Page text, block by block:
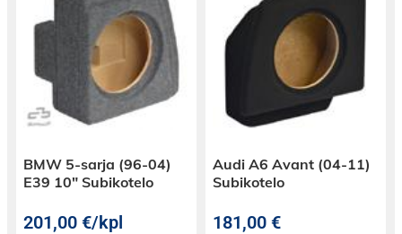
BMW 5-sarja (96-04)
E39 10″ Subikotelo
201,00€/kpl
Audi A6 Avant (04-11)
Subikotelo
181,00€